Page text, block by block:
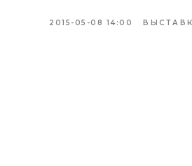
2015-05-08 14:00